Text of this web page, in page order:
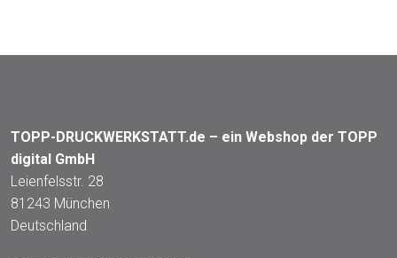
TOPP-DRUCKWERKSTATT.de – ein Webshop der TOPP
digital GmbH
Leienfelsstr. 28
81243 München